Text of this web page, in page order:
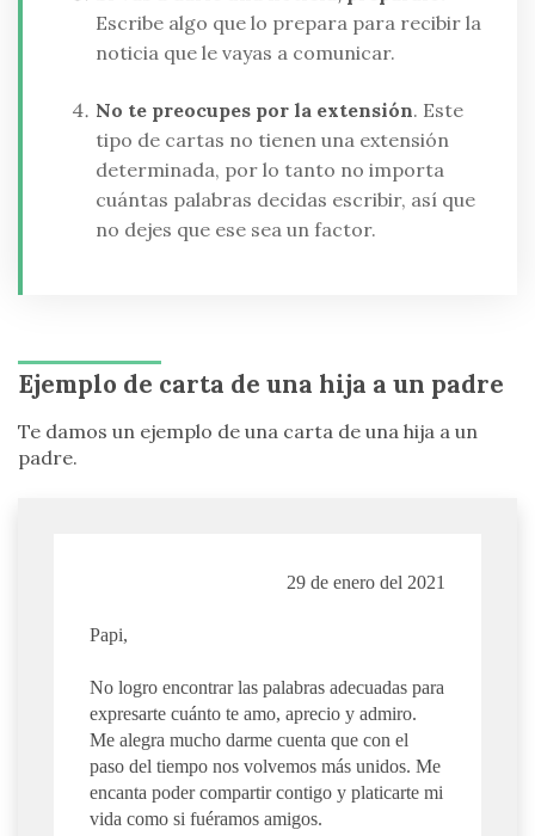
Escribe algo que lo prepara para recibir la
noticia que le vayas a comunicar.
No te preocupes por la extensión. Este
tipo de cartas no tienen una extensión
determinada, por lo tanto no importa
cuántas palabras decidas escribir, así que
no dejes que ese sea un factor.
Ejemplo de carta de una hija a un padre
Te damos un ejemplo de una carta de una hija a un
padre.
29 de enero del 2021
Papi,
No logro encontrar las palabras adecuadas para
expresarte cuánto te amo, aprecio y admiro.
Me alegra mucho darme cuenta que con el
paso del tiempo nos volvemos más unidos. Me
encanta poder compartir contigo y platicarte mi
vida como si fuéramos amigos.